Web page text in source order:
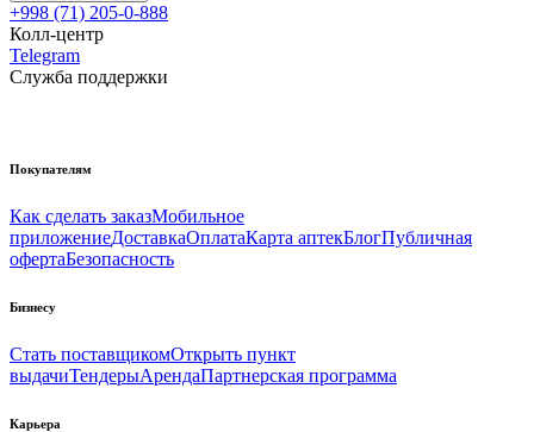
+998 (71) 205-0-888
Колл-центр
Telegram
Служба поддержки
Покупателям
Как сделать заказМобильное
приложениеДоставкаОплатаКарта аптекБлогПубличная
офертаБезопасность
Бизнесу
Стать поставщикомОткрыть пункт
выдачиТендерыАрендаПартнерская программа
Карьера